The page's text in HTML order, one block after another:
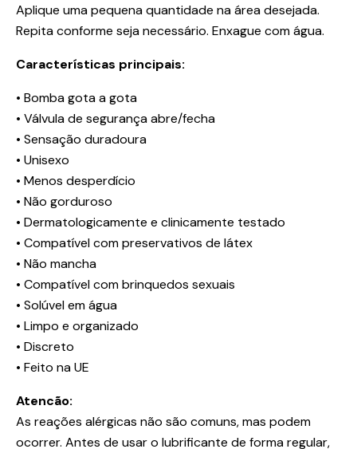
Aplique uma pequena quantidade na área desejada.
Repita conforme seja necessário. Enxague com água.
Características principais:
• Bomba gota a gota
• Válvula de segurança abre/fecha
• Sensação duradoura
• Unisexo
• Menos desperdício
• Não gorduroso
• Dermatologicamente e clinicamente testado
• Compatível com preservativos de látex
• Não mancha
• Compatível com brinquedos sexuais
• Solúvel em água
• Limpo e organizado
• Discreto
• Feito na UE
Atencão:
As reações alérgicas não são comuns, mas podem
ocorrer. Antes de usar o lubrificante de forma regular,